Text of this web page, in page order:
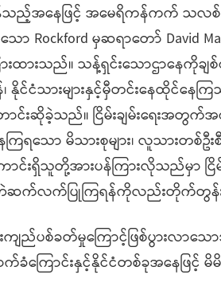
သည့်အနေဖြင့် အမေရိကန်ကက် သလစ်
သော Rockford မှဆရာတော် David
ြားထားသည်။ သန့်ရှင်းသောဌာနေ
င်ငံသားများနှင့်မှီတင်းနေထိုင်နေက
င်းဆိုခဲ့သည်။ ငြိမ်းချမ်းရေးအတွ
ြရသော မိသားစုများ၊ လူသားတစ်
ရှိသူတို့အားပန်ကြားလိုသည်မှာ ငြိမ်ခ
ဘဲဆက်လက်ပြုကြရန်ကိုလည်းတိုက်တွန်
ည်ပစ်ခတ်မှုကြောင့်ဖြစ်ပွားလာသ
ောက်ခံကြောင်းနှင့်နိုင်ငံတစ်ခုအနေ